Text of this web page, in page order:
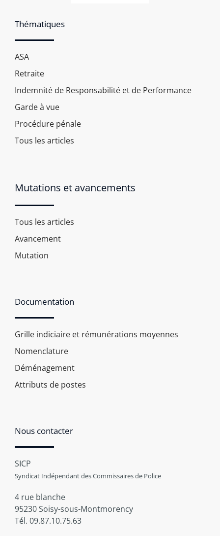
Thématiques
ASA
Retraite
Indemnité de Responsabilité et de Performance
Garde à vue
Procédure pénale
Tous les articles
Mutations et avancements
Tous les articles
Avancement
Mutation
Documentation
Grille indiciaire et rémunérations moyennes
Nomenclature
Déménagement
Attributs de postes
Nous contacter
SICP
Syndicat Indépendant des Commissaires de Police
4 rue blanche
95230 Soisy-sous-Montmorency
Tél. 09.87.10.75.63